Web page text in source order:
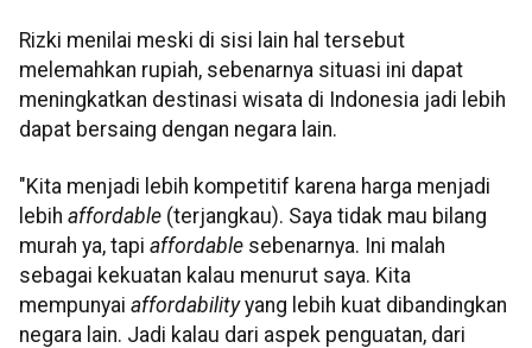
Rizki menilai meski di sisi lain hal tersebut
melemahkan rupiah, sebenarnya situasi ini dapat
meningkatkan destinasi wisata di Indonesia jadi lebih
dapat bersaing dengan negara lain.
"Kita menjadi lebih kompetitif karena harga menjadi
lebih affordable (terjangkau). Saya tidak mau bilang
murah ya, tapi affordable sebenarnya. Ini malah
sebagai kekuatan kalau menurut saya. Kita
mempunyai affordabilityyang lebih kuat dibandingkan
negara lain. Jadi kalau dari aspek penguatan, dari